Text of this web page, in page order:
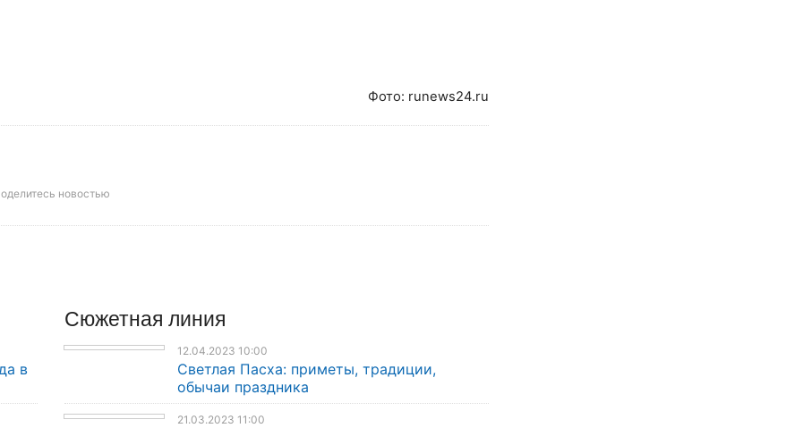
Фото: runews24.ru
новостью
в
Сюжетная линия
12.04.2023 10:00
Светлая Пасха: приметы, традиции,
обычаи праздника
21.03.2023 11:00